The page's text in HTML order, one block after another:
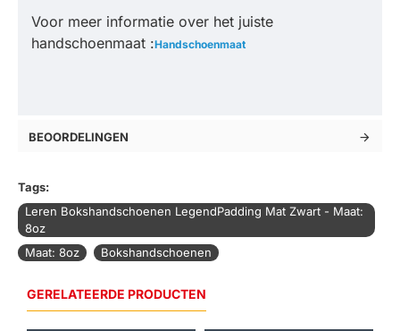
Voor meer informatie over het juiste
handschoenmaat :Handschoenmaat
BEOORDELINGEN
Tags:
Leren Bokshandschoenen LegendPadding Mat Zwart - Maat:
8oz
Maat: 8oz
Bokshandschoenen
GERELATEERDE PRODUCTEN